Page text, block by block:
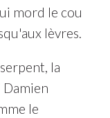
mord le cou
lèvres.
la
le